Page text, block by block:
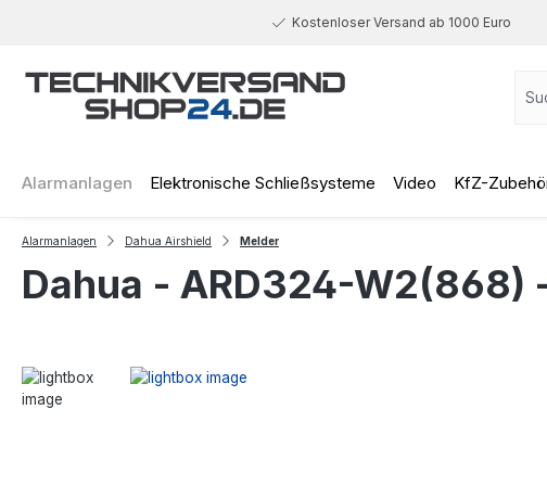
Kostenloser Versand ab 1000 Euro
Alarmanlagen Elektronische Schließsysteme Video KfZ-
Alarmanlagen Dahua Airshield Melder
Dahua - ARD324-W2(868)